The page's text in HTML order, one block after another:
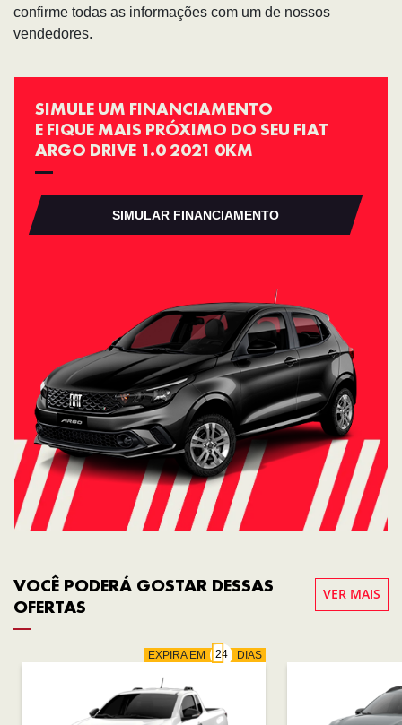
confirme todas as informações com um de nossos
vendedores.
SIMULE UM FINANCIAMENTO
E FIQUE MAIS PRÓXIMO DO SEU FIAT
ARGO DRIVE 1.0 2021 0KM
SIMULAR FINANCIAMENTO
VOCÊ PODERÁ GOSTAR DESSAS
OFERTAS
VER MAIS
EXPIRA EM DIAS